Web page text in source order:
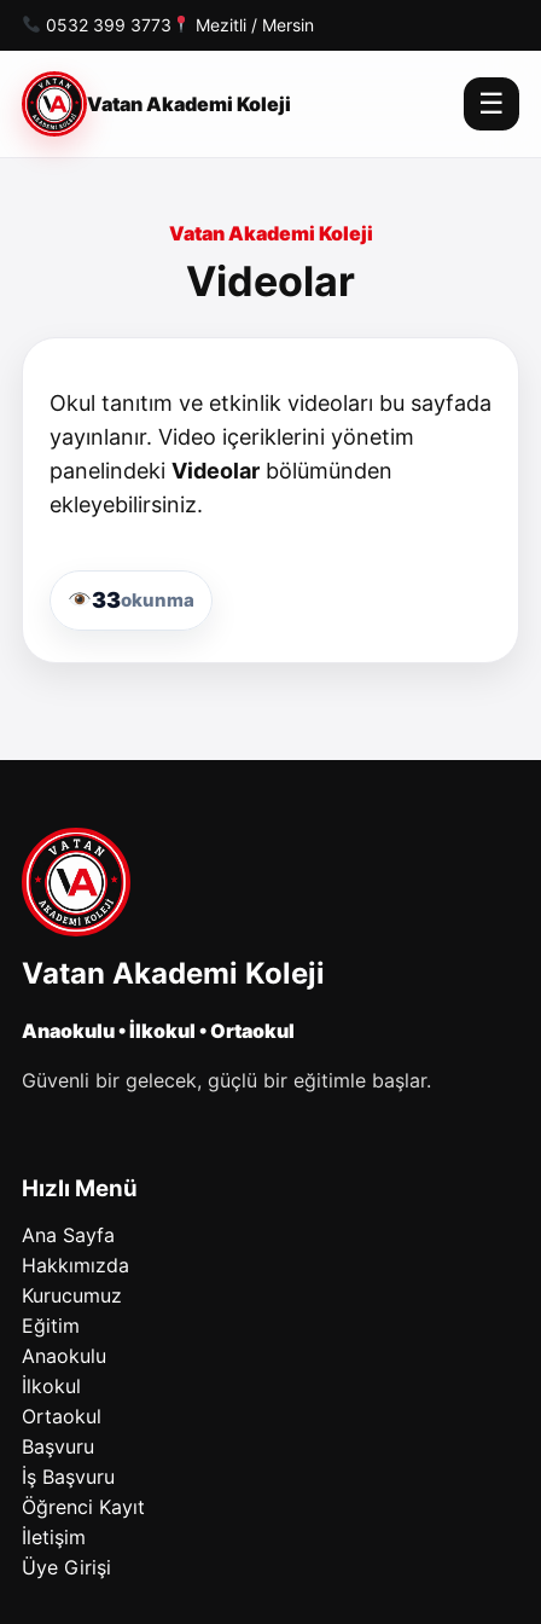
0532 399 3773 Mezitli / Mersin
Vatan Akademi Koleji ☰
Vatan Akademi Koleji
Videolar
Okul tanıtım ve etkinlik videoları bu sayfada
yayınlanır. Video içeriklerini yönetim
panelindeki Videolarbölümünden
ekleyebilirsiniz.
33okunma
Vatan Akademi Koleji
Anaokulu • İlkokul • Ortaokul
Güvenli bir gelecek, güçlü bir eğitimle başlar.
Hızlı Menü
Ana Sayfa
Hakkımızda
Kurucumuz
Eğitim
Anaokulu
İlkokul
Ortaokul
Başvuru
İş Başvuru
Öğrenci Kayıt
İletişim
Üye Girişi